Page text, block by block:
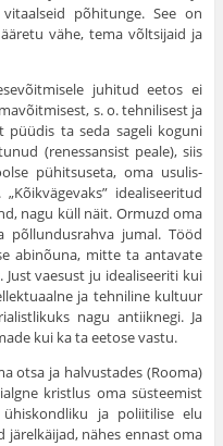
põhitunge. See on
vähe, tema võltsijaid ja
juhitud eetos ei
s. o. tehnilisest ja
püüdis ta seda sageli koguni
(renessansist peale), siis
pühitsuseta, oma usulis-
idealiseeritud
nagu küll näit. Ormuzd oma
põllundusrahva jumal. Tööd
abinõuna, mitte ta antavate
vaesust ju idealiseeriti kui
ja tehniline kultuur
nagu antiiknegi. Ja
kui ka ta eetose vastu.
otsa ja halvustades (Rooma)
kristlus oma süsteemist
ja poliitilise elu
järelkäijad, nähes ennast oma